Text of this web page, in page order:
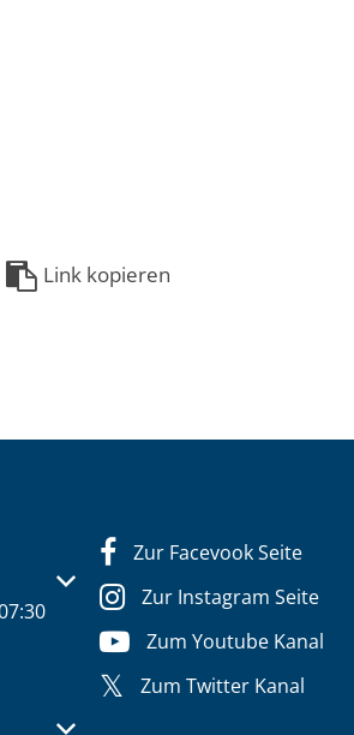
Link kopieren
Schließzeiten auszublenden
Schließzeiten auszublenden
Zur Facevook Seite
Zur Instagram Seite
Zum Youtube Kanal
Zum Twitter Kanal